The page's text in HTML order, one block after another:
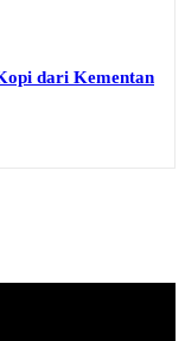
dari Kementan